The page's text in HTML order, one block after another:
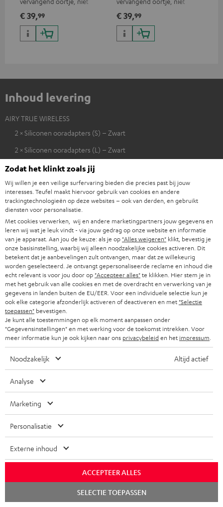
€ 39,99 € 39,99
Inhoud levering
AIRY TRUE WIRELESS
2 × Siliconen ooradapters (S) – Zwart
2 × Siliconen ooradapters (L) – Zwart
1 × USB-kabel voor AIRY TRUE WIRELESS
1 × AIRY TRUE WIRELESS oplaadcase – Night black
1 × AIRY TRUE WIRELESS earbud rechts – Night black
1 × AIRY TRUE WIRELESS earbud links – Night black
2 × Siliconen ooradapters (M) – Zwart
Downloads & support
D
o
l
Handleiding: AIRY TRUE WIRELESS
Zodat het klinkt zoals jij
Wij willen je een veilige surfervaring bieden die precies past bij jouw
interesses. Teufel maakt hiervoor gebruik van cookies en andere
trackingtechnologieën op deze websites – ook van derden, en gebruikt
diensten voor personalisatie.
Met cookies verwerken, wij en andere marketingpartners jouw gegevens en
leren wij wat je leuk vindt - via jouw gedrag op onze website en informatie
van je apparaat. Aan jou de keuze: als je op "Alles weigeren" klikt, bevestig je
onze basisinstelling, waarbij wij alleen noodzakelijke cookies activeren. Dit
betekent dat je aanbevelingen zult ontvangen, maar dat ze willekeurig
worden geselecteerd. Je ontvangt gepersonaliseerde reclame en inhoud die
echt relevant is voor jou door op "Accepteer alles"te klikken. Hier stem je in
met het gebruik van alle cookies en met de overdracht en verwerking van je
gegevens in landen buiten de EU/EER. Voor een individuele selectie kun je
ook elke categorie afzonderlijk activeren of deactiveren en met "Selectie
toepassen" bevestigen.
Je kunt alle toestemmingen op elk moment aanpassen onder
"Gegevensinstellingen" en met werking voor de toekomst intrekken. Voor
meer informatie kun je ook kijken naar ons privacybeleiden het impressum
Noodzakelijk Altijd actief
Analyse
Marketing
Personalisatie
Externe inhoud
ACCEPTEER ALLES
SELECTIE TOEPASSEN